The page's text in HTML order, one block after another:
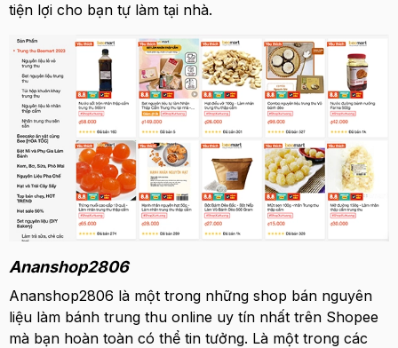
tiện lợi cho bạn tự làm tại nhà.
Ananshop2806
Ananshop2806 là một trong những shop bán nguyên
liệu làm bánh trung thu online uy tín nhất trên Shopee
mà bạn hoàn toàn có thể tin tưởng. Là một trong các